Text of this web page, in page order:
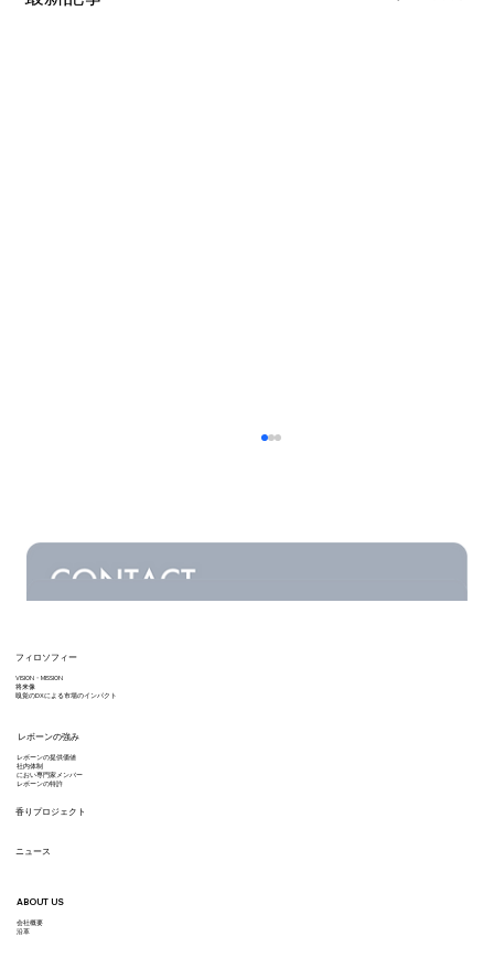
ハスキー先生、ちょっとにおいを嗅ぎ
ABOUT US
会社概要
沿革
フィロソフィー
VISION・MISSION
将来像
嗅覚のDXによる市場のインパクト
レボーンの強み
レボーンの提供価値
​社内体制
におい専門家メンバー
レボーンの特許
香りプロジェクト
ニュース